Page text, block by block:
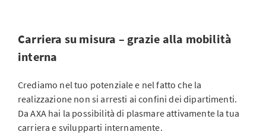
Carriera su misura – grazie alla mobilità
interna
Crediamo nel tuo potenziale e nel fatto che la
realizzazione non si arresti ai confini dei dipartimenti.
Da AXA hai la possibilità di plasmare attivamente la tua
carriera e svilupparti internamente.